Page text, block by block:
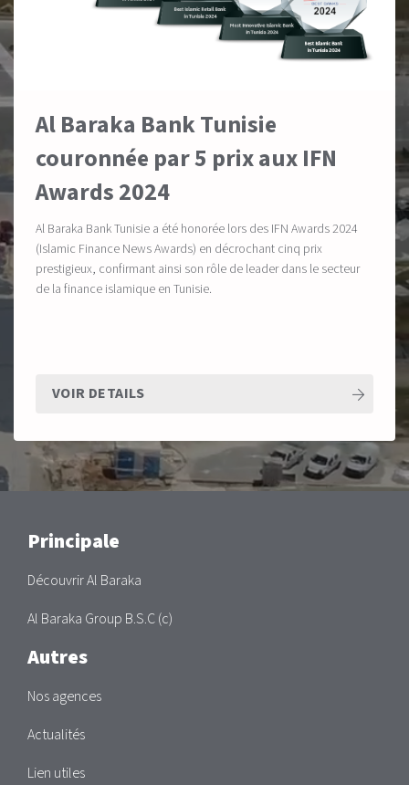
Al Baraka Bank Tunisie
couronnée par 5 prix aux IFN
Awards 2024
Al Baraka Bank Tunisie a été honorée lors des IFN Awards 2024
(Islamic Finance News Awards) en décrochant cinq prix
prestigieux, confirmant ainsi son rôle de leader dans le secteur
de la finance islamique en Tunisie.
VOIR DETAILS
Main
Principale
Découvrir Al Baraka
Al Baraka Group B.S.C (c)
Autres
Nos agences
Actualités
Lien utiles